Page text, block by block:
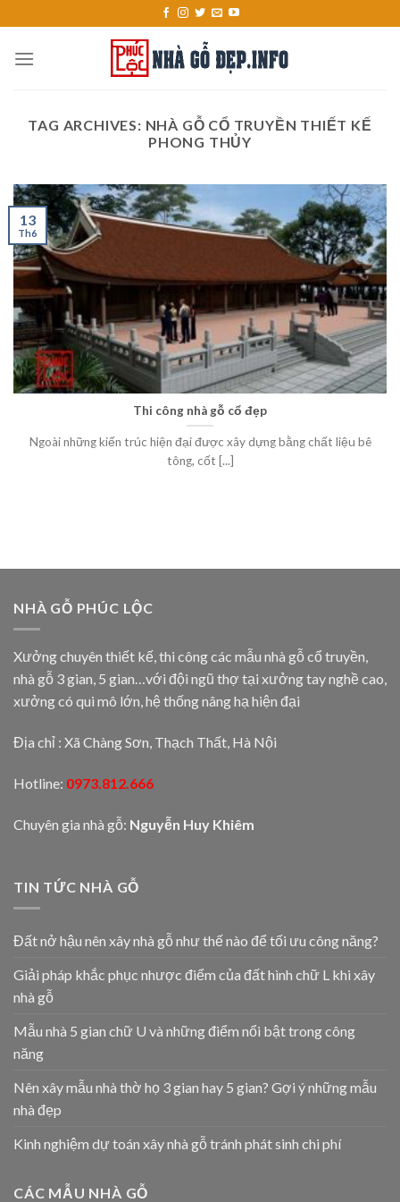
content
TAG ARCHIVES: NHÀ GỖ CỔ TRUYỀN THIẾT KẾ
PHONG THỦY
Thi công nhà gỗ cổ đẹp
Ngoài những kiến trúc hiện đại được xây dựng bằng chất liệu bê
tông, cốt [...]
13
Th6
NHÀ GỖ PHÚC LỘC
Xưởng chuyên thiết kế, thi công các mẫu nhà gỗ cổ truyền,
nhà gỗ 3 gian, 5 gian…với đội ngũ thợ tại xưởng tay nghề cao,
xưởng có qui mô lớn, hệ thống nâng hạ hiện đại
Địa chỉ : Xã Chàng Sơn, Thạch Thất, Hà Nội
Hotline: 0973.812.666
Chuyên gia nhà gỗ: Nguyễn Huy Khiêm
TIN TỨC NHÀ GỖ
Đất nở hậu nên xây nhà gỗ như thế nào để tối ưu công năng?
Giải pháp khắc phục nhược điểm của đất hình chữ L khi xây
nhà gỗ
Mẫu nhà 5 gian chữ U và những điểm nổi bật trong công
năng
Nên xây mẫu nhà thờ họ 3 gian hay 5 gian? Gợi ý những mẫu
nhà đẹp
Kinh nghiệm dự toán xây nhà gỗ tránh phát sinh chi phí
CÁC MẪU NHÀ GỖ